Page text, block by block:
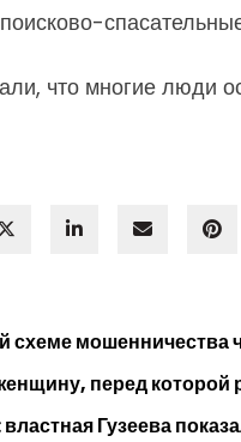
что многие люди
мошенничества
перед которой
Гузеева